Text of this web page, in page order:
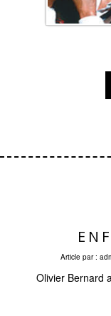
Article par :
Olivier Bernard